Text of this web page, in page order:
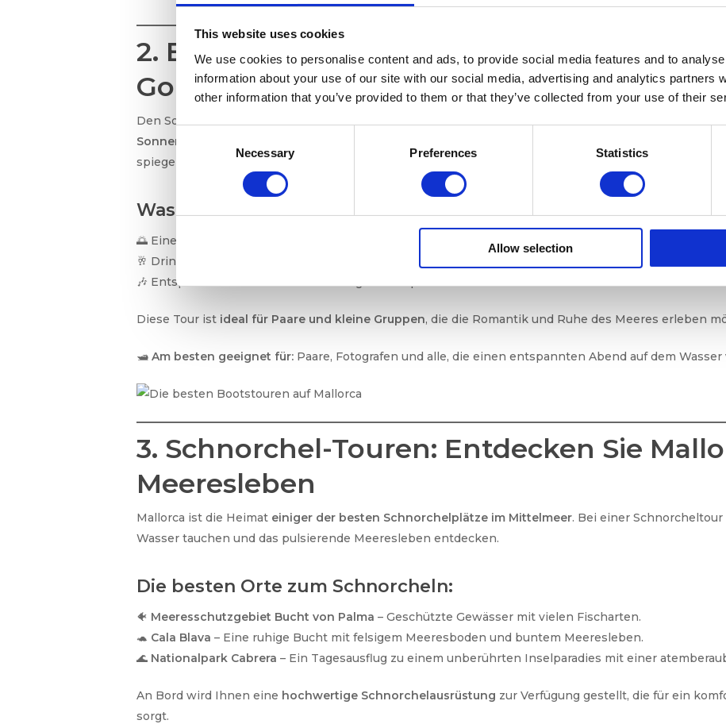
This website uses cookies
We use cookies to personalise content and ads, to provide social media features and to
information about your use of our site with our social media, advertising and analytics partners
other information that you’ve provided to them or that they’ve collected from your use of their
Necessary Preferences Statistics
Allow selection
2. Bootsfahrten bei Sonnenuntergang:
Goldene Stunde auf See
Den Sonnenuntergang über dem Mittelmeer von einem Boot aus zu beobachten, ist ein
Sonnenuntergang
spiegeln, genießen möchten.
Was Sie erwarten können:
🌅 Eine malerische Kreuzfahrt entlang der Küste, vorbei an Wahrzeichen wie der
🥂 Drinks an Bord – Genießen Sie ein Glas
🎶 Entspannende Musik und eine ruhige Atmosphäre.
Diese Tour ist ideal für Paare und kleine Gruppen, die die Romantik und Ruhe des Meeres erleben
🛥 Am besten geeignet für: Paare, Fotografen und alle, die einen entspannten Abend auf dem
3. Schnorchel-Touren: Entdecken Sie
Meeresleben
Mallorca ist die Heimat einiger der besten Schnorchelplätze im Mittelmeer. Bei einer
Wasser tauchen und das pulsierende Meeresleben entdecken.
Die besten Orte zum Schnorcheln:
🐠 Meeresschutzgebiet Bucht von Palma – Geschützte Gewässer mit vielen Fischarten.
🐢 Cala Blava – Eine ruhige Bucht mit felsigem Meeresboden und buntem Meeresleben.
🌊 Nationalpark Cabrera – Ein Tagesausflug zu einem unberührten Inselparadies mit einer
An Bord wird Ihnen eine hochwertige Schnorchelausrüstung zur Verfügung gestellt, die für ein
sorgt.